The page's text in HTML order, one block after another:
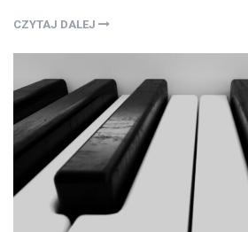
CZYTAJ DALEJ